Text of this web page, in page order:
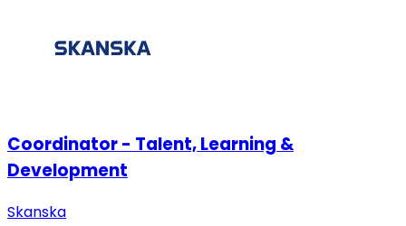
Coordinator - Talent, Learning &
Development
Skanska